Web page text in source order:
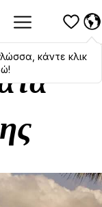
! To switch
here!
κάντε κλικ